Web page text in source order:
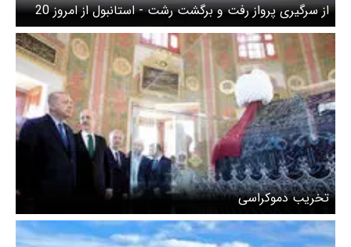
از سرگیری پرواز رفت و برگشت رشت - استانبول از امروز 20
خرداد
تخریب دموکراسی